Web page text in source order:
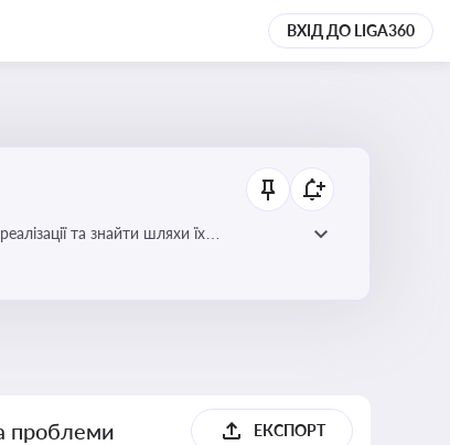
ВХІД ДО LIGA360
та знайти шляхи їх
проблеми ЕКСПОРТ